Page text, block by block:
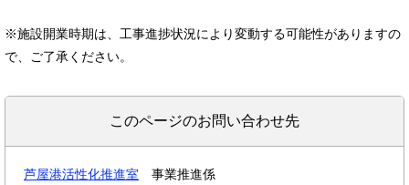
※施設開業時期は、工事進捗状況により変動する可能性がありますの
で、ご了承ください。
このページのお問い合わせ先
芦屋港活性化推進室
事業推進係